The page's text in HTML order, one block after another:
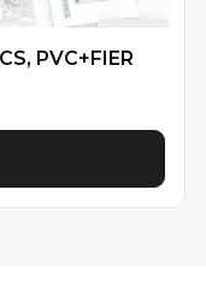
PVC+FIER